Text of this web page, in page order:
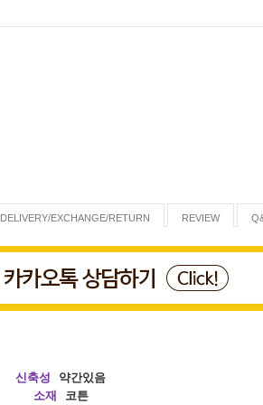
DELIVERY/EXCHANGE/RETURN REVIEW
신축성
약간있음
소재 코튼